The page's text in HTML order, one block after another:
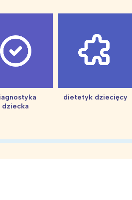
dziecka
dietetyk dziecięcy